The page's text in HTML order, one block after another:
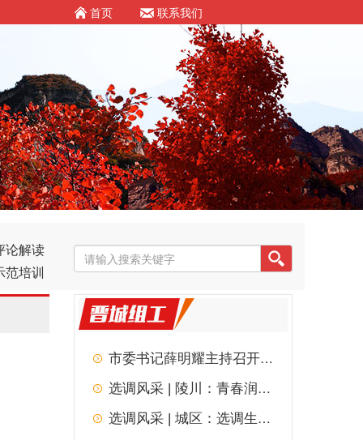
首页 联系我们
论解读
范培训
市委书记薛明耀主持召开市委常委会扩大会议
选调风采 | 陵川：青春润乡土
选调风采 | 城区：选调生的青春答卷